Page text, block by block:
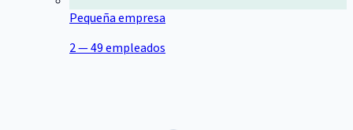
Pequeña empresa
2 — 49 empleados